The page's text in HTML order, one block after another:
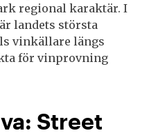
regional karaktär. I
landets största
vinkällare längs
för vinprovning
Street